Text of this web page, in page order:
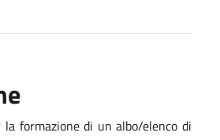
la formazione di un albo/elenco di